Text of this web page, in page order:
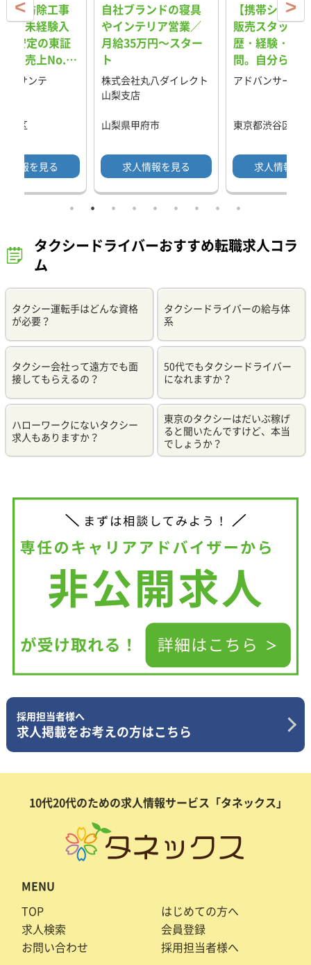
！防除工事
（未経験入
）安定の東証
界売上No.1
！1年目から
アサンテ
宿区
情報を見る
自社ブランドの寝具
やインテリア営業／
月給35万円～スター
ト
株式会社丸八ダイレクト
山梨支店
山梨県甲府市
求人情報を見る
【携帯ショッ
販売スタッフ
歴・経験・ス
問。自分らし
る職場。
アドバンサー株
東京都渋谷区
求人情報を
タクシードライバーおすすめ転職求人コラ
ム
タクシー運転手はどんな資格
が必要？
タクシードライバーの給与体
系
タクシー会社って遠方でも面
接してもらえるの？
50代でもタクシードライバー
になれますか？
ハローワークにないタクシー
求人もありますか？
東京のタクシーはだいぶ稼げ
ると聞いたんですけど、本当
でしょうか？
採用担当者様へ
求人掲載をお考えの方はこちら
10代20代のための求人情報サービス「タネックス」
MENU
TOP
はじめての方へ
求人検索
会員登録
お問い合わせ
採用担当者様へ